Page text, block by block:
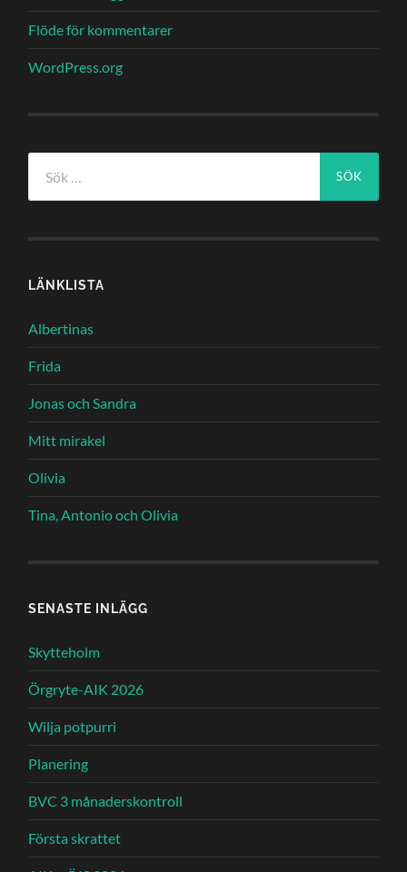
Flöde för kommentarer
WordPress.org
efter:
LÄNKLISTA
Albertinas
Frida
Jonas och Sandra
Mitt mirakel
Olivia
Tina, Antonio och Olivia
SENASTE INLÄGG
Skytteholm
Örgryte-AIK 2026
Wilja potpurri
Planering
BVC 3 månaderskontroll
Första skrattet